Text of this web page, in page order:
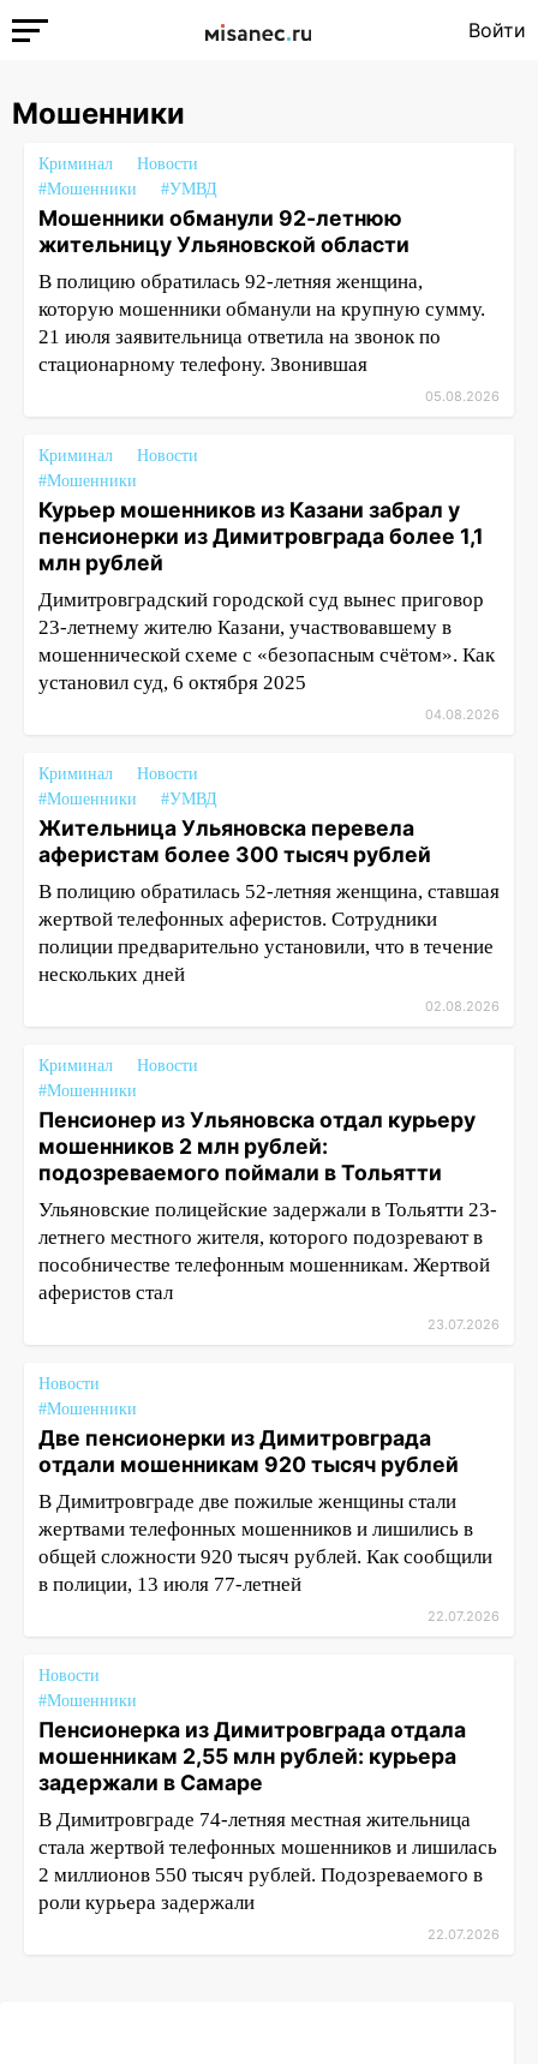
Войти
Мошенники
Криминал
Новости
#Мошенники
#УМВД
Мошенники обманули 92-летнюю
жительницу Ульяновской области
В полицию обратилась 92-летняя женщина,
которую мошенники обманули на крупную сумму.
21 июля заявительница ответила на звонок по
стационарному телефону. Звонившая
05.08.2026
Криминал
Новости
#Мошенники
Курьер мошенников из Казани забрал у
пенсионерки из Димитровграда более 1,1
млн рублей
Димитровградский городской суд вынес приговор
23-летнему жителю Казани, участвовавшему в
мошеннической схеме с «безопасным счётом». Как
установил суд, 6 октября 2025
04.08.2026
Криминал
Новости
#Мошенники
#УМВД
Жительница Ульяновска перевела
аферистам более 300 тысяч рублей
В полицию обратилась 52-летняя женщина, ставшая
жертвой телефонных аферистов. Сотрудники
полиции предварительно установили, что в течение
нескольких дней
02.08.2026
Криминал
Новости
#Мошенники
Пенсионер из Ульяновска отдал курьеру
мошенников 2 млн рублей:
подозреваемого поймали в Тольятти
Ульяновские полицейские задержали в Тольятти 23-
летнего местного жителя, которого подозревают в
пособничестве телефонным мошенникам. Жертвой
аферистов стал
23.07.2026
Новости
#Мошенники
Две пенсионерки из Димитровграда
отдали мошенникам 920 тысяч рублей
В Димитровграде две пожилые женщины стали
жертвами телефонных мошенников и лишились в
общей сложности 920 тысяч рублей. Как сообщили
в полиции, 13 июля 77-летней
22.07.2026
Новости
#Мошенники
Пенсионерка из Димитровграда отдала
мошенникам 2,55 млн рублей: курьера
задержали в Самаре
В Димитровграде 74-летняя местная жительница
стала жертвой телефонных мошенников и лишилась
2 миллионов 550 тысяч рублей. Подозреваемого в
роли курьера задержали
22.07.2026